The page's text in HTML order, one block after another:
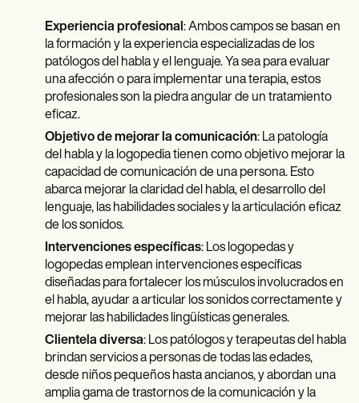
Experiencia profesional : Ambos campos se basan en
la formación y la experiencia especializadas de los
patólogos del habla y el lenguaje. Ya sea para evaluar
una afección o para implementar una terapia, estos
profesionales son la piedra angular de un tratamiento
eficaz.
Objetivo de mejorar la comunicación: La patología
del habla y la logopedia tienen como objetivo mejorar la
capacidad de comunicación de una persona. Esto
abarca mejorar la claridad del habla, el desarrollo del
lenguaje, las habilidades sociales y la articulación eficaz
de los sonidos.
Intervenciones específicas: Los logopedas y
logopedas emplean intervenciones específicas
diseñadas para fortalecer los músculos involucrados en
el habla, ayudar a articular los sonidos correctamente y
mejorar las habilidades lingüísticas generales.
Clientela diversa: Los patólogos y terapeutas del habla
brindan servicios a personas de todas las edades,
desde niños pequeños hasta ancianos, y abordan una
amplia gama de trastornos de la comunicación y la